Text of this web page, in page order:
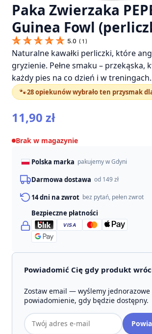
Paka Zwierzaka
Guinea Fowl
5.0 ( 1 )
Naturalne kawałki perliczki, które
gryzienie. Pełne smaku – przekąska,
każdy pies na co dzień i w treningach.
🐾28 opiekunów wybrało ten przysmak
11,90 zł
Brak w magazynie
Polska marka pakujemy w Gdyni
Darmowa dostawa od 149 zł
14 dni na zwrot bez pytań, pełen zwrot
Bezpieczne płatności
VISA
Powiadomić Cię gdy produkt
Zostaw email — wyślemy jednorazowe
powiadomienie, gdy będzie dostępny.
Adres
email